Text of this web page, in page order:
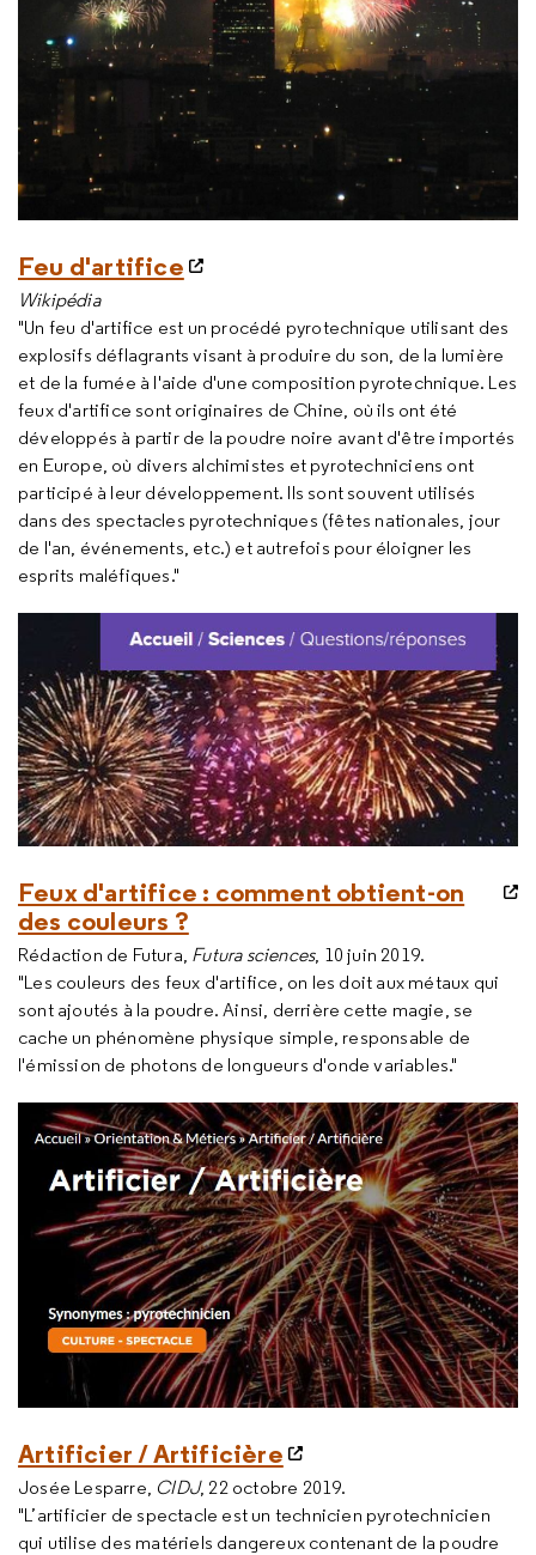
Feu d'artifice
Wikipédia
"Un feu d'artifice est un procédé pyrotechnique utilisant des
explosifs déflagrants visant à produire du son, de la lumière
et de la fumée à l'aide d'une composition pyrotechnique. Les
feux d'artifice sont originaires de Chine, où ils ont été
développés à partir de la poudre noire avant d'être importés
en Europe, où divers alchimistes et pyrotechniciens ont
participé à leur développement. Ils sont souvent utilisés
dans des spectacles pyrotechniques (fêtes nationales, jour
de l'an, événements, etc.) et autrefois pour éloigner les
esprits maléfiques."
Feux d'artifice : comment obtient-on
des couleurs ?
Rédaction de Futura, Futura sciences, 10 juin 2019.
"Les couleurs des feux d'artifice, on les doit aux métaux qui
sont ajoutés à la poudre. Ainsi, derrière cette magie, se
cache un phénomène physique simple, responsable de
l'émission de photons de longueurs d'onde variables."
Artificier / Artificière
Josée Lesparre, CIDJ, 22 octobre 2019.
"L’artificier de spectacle est un technicien pyrotechnicien
qui utilise des matériels dangereux contenant de la poudre